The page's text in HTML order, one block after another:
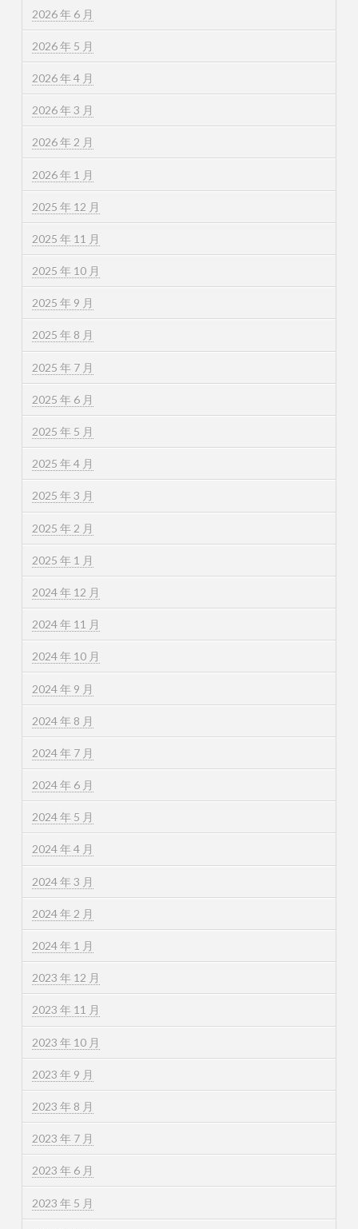
2026 年 6 月
2026 年 5 月
2026 年 4 月
2026 年 3 月
2026 年 2 月
2026 年 1 月
2025 年 12 月
2025 年 11 月
2025 年 10 月
2025 年 9 月
2025 年 8 月
2025 年 7 月
2025 年 6 月
2025 年 5 月
2025 年 4 月
2025 年 3 月
2025 年 2 月
2025 年 1 月
2024 年 12 月
2024 年 11 月
2024 年 10 月
2024 年 9 月
2024 年 8 月
2024 年 7 月
2024 年 6 月
2024 年 5 月
2024 年 4 月
2024 年 3 月
2024 年 2 月
2024 年 1 月
2023 年 12 月
2023 年 11 月
2023 年 10 月
2023 年 9 月
2023 年 8 月
2023 年 7 月
2023 年 6 月
2023 年 5 月